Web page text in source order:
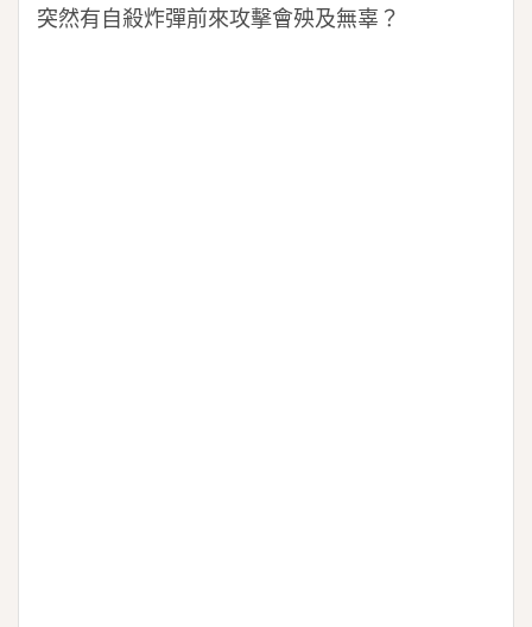
突然有自殺炸彈前來攻擊會殃及無辜？